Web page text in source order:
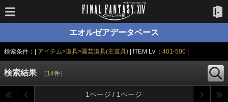
エオルゼアデータベース
検索条件：| アイテム>道具>園芸道具(主道具) | ITEM Lv ：401-500
検索結果 （ 14件）
1ページ / 1ページ